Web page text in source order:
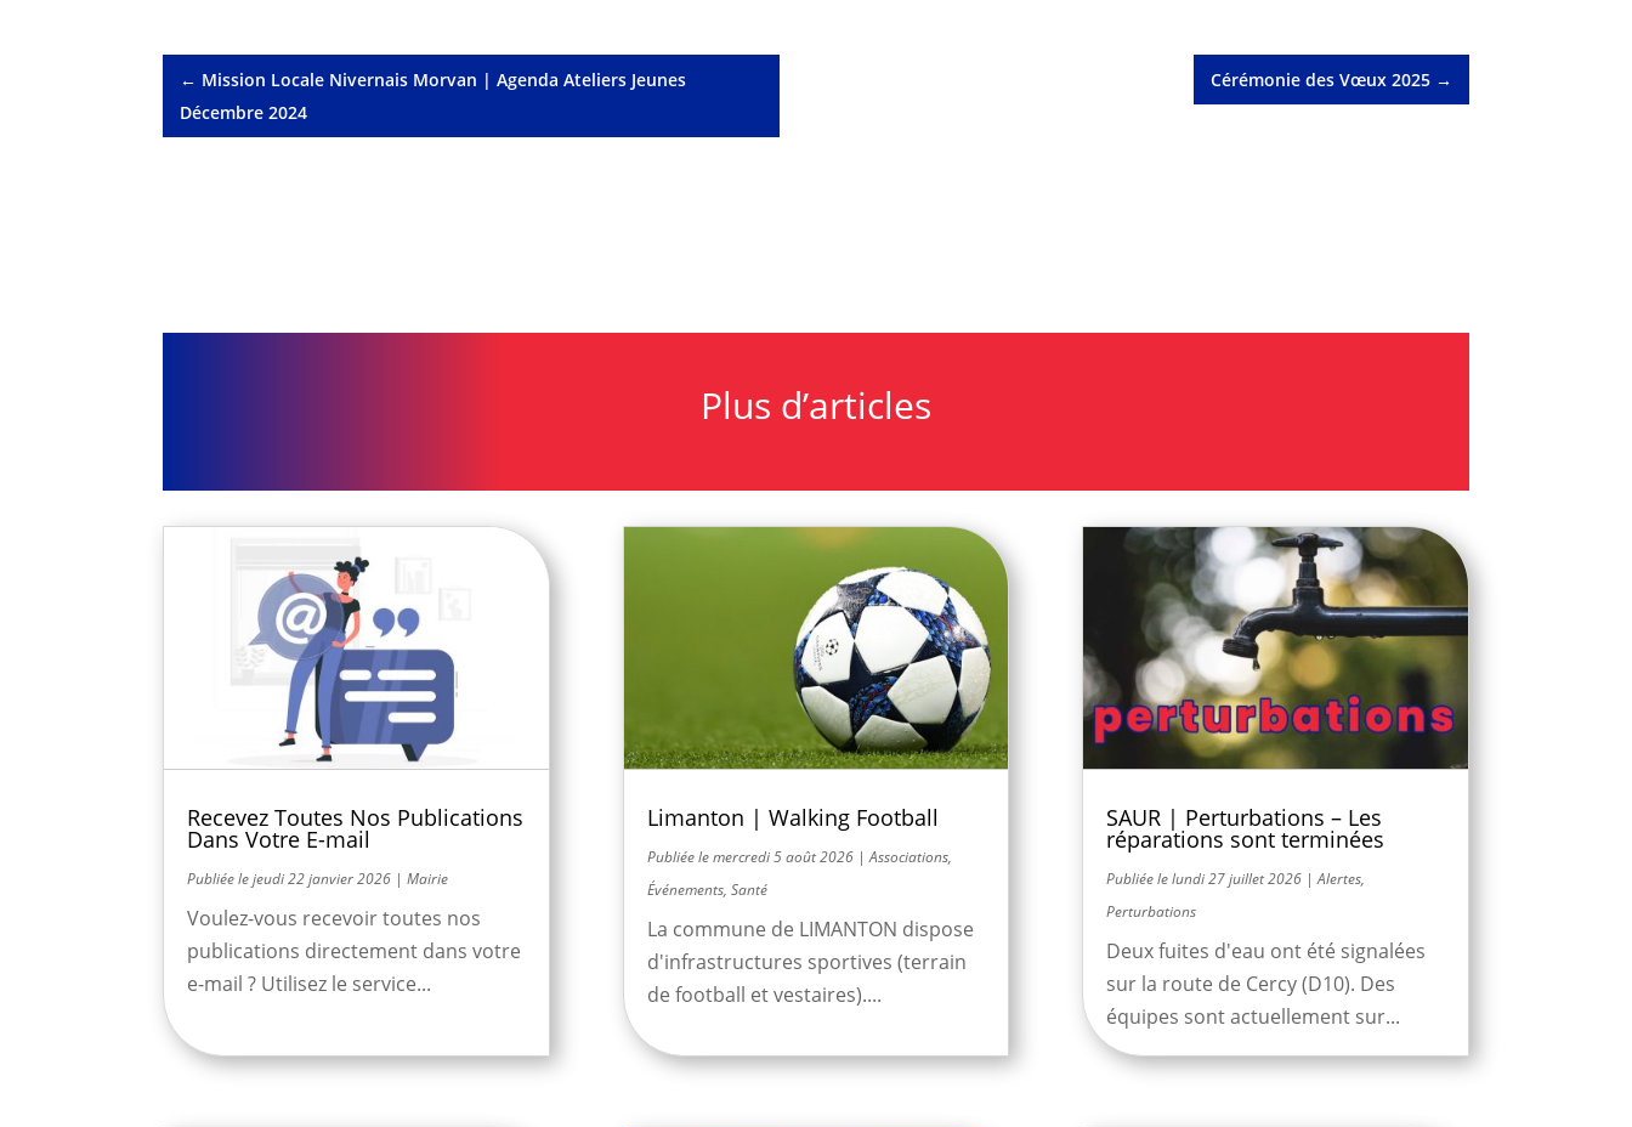
← Mission Locale Nivernais Morvan | Agenda Ateliers Jeunes
Décembre 2024
Cérémonie des Vœux 2025→
Plus d’articles
Recevez Toutes Nos Publications
Dans Votre E-mail
jeudi 22 janvier 2026 |Mairie
Voulez-vous recevoir toutes nos
publications directement dans votre
e-mail ? Utilisez le service...
Limanton | Walking Football
mercredi 5 août 2026|Associations,
Événements, Santé
La commune de LIMANTON dispose
d'infrastructures sportives (terrain
de football et vestaires)....
SAUR | Perturbations – Les
réparations sont terminées
lundi 27 juillet 2026|Alertes,
Perturbations
Deux fuites d'eau ont été signalées
sur la route de Cercy (D10). Des
équipes sont actuellement sur...